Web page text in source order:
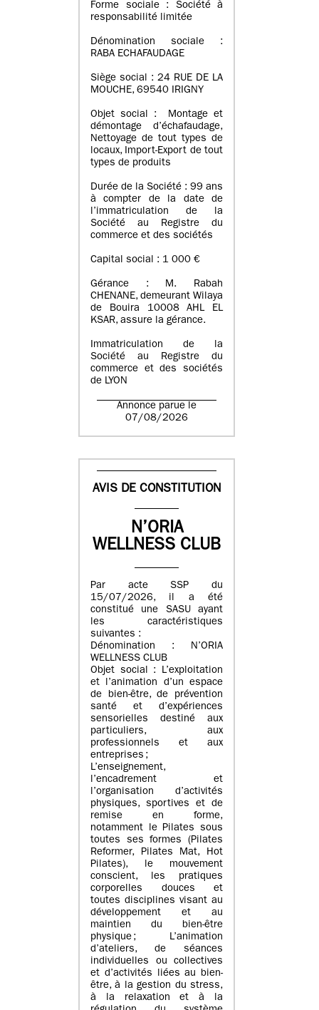
Forme sociale : Société à
responsabilité limitée
Dénomination sociale :
RABA ECHAFAUDAGE
Siège social : 24 RUE DE LA
MOUCHE, 69540 IRIGNY
Objet social : Montage et
démontage d’échafaudage,
Nettoyage de tout types de
locaux, Import-Export de tout
types de produits
Durée de la Société : 99 ans
à compter de la date de
l’immatriculation de la
Société au Registre du
commerce et des sociétés
Capital social : 1 000 €
Gérance : M. Rabah
CHENANE, demeurant Wilaya
de Bouira 10008 AHL EL
KSAR, assure la gérance.
Immatriculation de la
Société au Registre du
commerce et des sociétés
de LYON
Annonce parue le
07/08/2026
AVIS DE CONSTITUTION
N’ORIA
WELLNESS CLUB
Par acte SSP du
15/07/2026, il a été
constitué une SASU ayant
les caractéristiques
suivantes :
Dénomination : N’ORIA
WELLNESS CLUB
Objet social : L’exploitation
et l’animation d’un espace
de bien-être, de prévention
santé et d’expériences
sensorielles destiné aux
particuliers, aux
professionnels et aux
entreprises ;
L’enseignement,
l’encadrement et
l’organisation d’activités
physiques, sportives et de
remise en forme,
notamment le Pilates sous
toutes ses formes (Pilates
Reformer, Pilates Mat, Hot
Pilates), le mouvement
conscient, les pratiques
corporelles douces et
toutes disciplines visant au
développement et au
maintien du bien-être
physique ; L’animation
d’ateliers, de séances
individuelles ou collectives
et d’activités liées au bien-
être, à la gestion du stress,
à la relaxation et à la